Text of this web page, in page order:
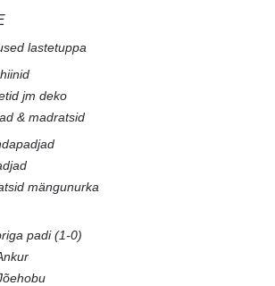
lastetuppa
jm deko
& madratsid
mängunurka
padi (1-0)